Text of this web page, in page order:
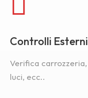
Controlli Esterni
Verifica
luci, ecc..